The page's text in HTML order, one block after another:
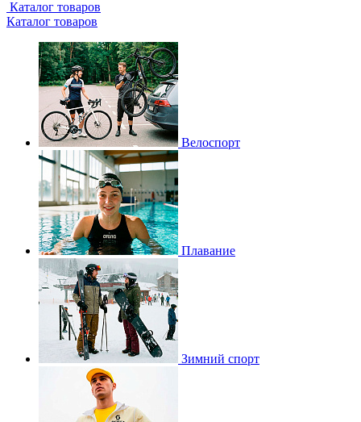
Каталог товаров
Каталог товаров
Велоспорт
Плавание
Зимний спорт